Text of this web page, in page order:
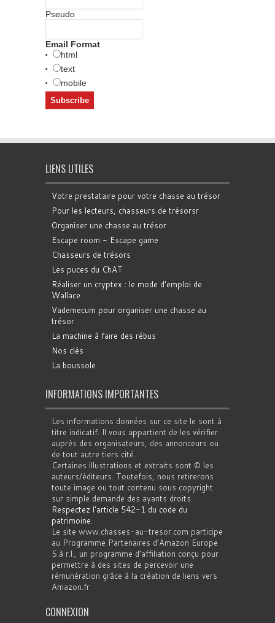
Pseudo
Email Format
html
text
mobile
LIENS UTILES
Votre prestataire pour votre chasse au trésor
Pour les lecteurs, chasseurs de trésorsr
Organiser une chasse au trésor
Escape room - Escape game
Chasseurs de trésors
Les puces du ChAT
Réaliser un cryptex : le mode d'emploi de
Wallace
Vademecum pour organiser une chasse au
trésor
La machine à faire des rébus
Nos clés
La boussole
INFORMATIONS IMPORTANTES
Les informations données sur ce site le sont à
titre indicatif. Il vous appartient de les vérifier
auprès des organisateurs, des annonceurs ou
de tout autre tiers cité.
Certaines illustrations et extraits sont © les
auteurs/éditeurs. Toutefois, nous retirerons
toute image ou tout contenu sous copyright
sur simple demande des ayants droits.
Respectez l'article 542-1 du code du
patrimoine.
Le site www.chasses-au-tresor.com participe
au Programme Partenaires d’Amazon Europe
S.à r.l., un programme d’affiliation conçu pour
permettre à des sites de percevoir une
rémunération grâce à la création de liens vers
Amazon.fr
CONNEXION